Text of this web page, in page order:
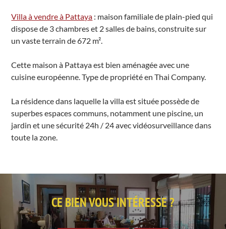
Villa à vendre à Pattaya : maison familiale de plain-pied qui
dispose de 3 chambres et 2 salles de bains, construite sur
un vaste terrain de 672 m².
Cette maison à Pattaya est bien aménagée avec une
cuisine européenne. Type de propriété en Thai Company.
La résidence dans laquelle la villa est située possède de
superbes espaces communs, notamment une piscine, un
jardin et une sécurité 24h / 24 avec vidéosurveillance dans
toute la zone.
CE BIEN VOUS INTÉRESSE ?